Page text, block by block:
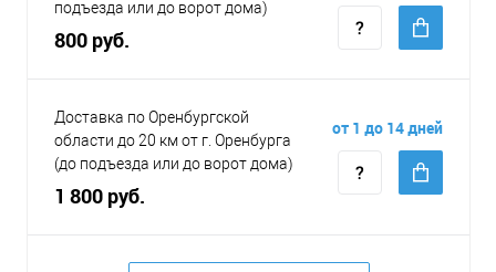
подъезда или до ворот дома)
800 руб.
Доставка по Оренбургской
области до 20 км от г. Оренбурга
(до подъезда или до ворот дома)
1 800 руб.
от 1 до 14 дней